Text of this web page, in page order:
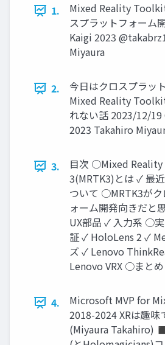
1.
Mixed Reality
スプラットフォーム
Kaigi 2023
Miyaura
2.
今日はクロスプラッ
Mixed Reality
れない話 2023/12/
2023 Takahiro
3.
目次 ○Mixed
3(MRTK3)とは ✓ 最
ついて ○MRTK3がク
ォーム開発向きだと
UX部品 ✓ 入力系 ○
証 ✓ HoloLens 2 ✓
ズ ✓ Lenovo
Lenovo VRX ○まとめ
4.
Microsoft MVP for
2018-2024 XRは趣味
(Miyaura Takahiro)